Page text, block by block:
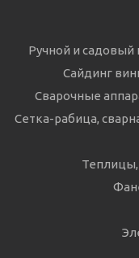
Ручной и садовый
Сайдинг
Сварочные
Сетка-рабица,
Теплицы,